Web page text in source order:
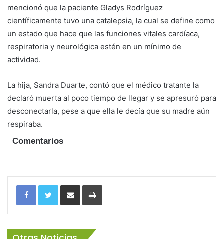
mencionó que la paciente Gladys Rodríguez
científicamente tuvo una catalepsia, la cual se define como
un estado que hace que las funciones vitales cardíaca,
respiratoria y neurológica estén en un mínimo de
actividad.
La hija, Sandra Duarte, contó que el médico tratante la
declaró muerta al poco tiempo de llegar y se apresuró para
desconectarla, pese a que ella le decía que su madre aún
respiraba.
Comentarios
Facebook Twitter